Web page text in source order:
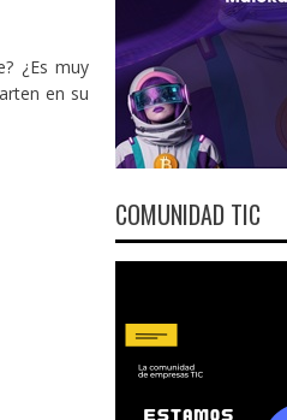
¿Es muy
en su
COMUNIDAD TIC